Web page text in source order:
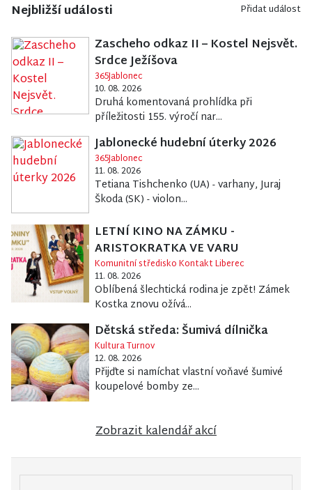
Nejbližší události Přidat událost
Zascheho odkaz II – Kostel Nejsvět.
Srdce Ježíšova
365Jablonec
10. 08. 2026
Druhá komentovaná prohlídka při
příležitosti 155. výročí nar...
Jablonecké hudební úterky 2026
365Jablonec
11. 08. 2026
Tetiana Tishchenko (UA) - varhany, Juraj
Škoda (SK) - violon...
LETNÍ KINO NA ZÁMKU -
ARISTOKRATKA VE VARU
Komunitní středisko Kontakt Liberec
11. 08. 2026
Oblíbená šlechtická rodina je zpět! Zámek
Kostka znovu ožívá...
Dětská středa: Šumivá dílnička
Kultura Turnov
12. 08. 2026
Přijďte si namíchat vlastní voňavé šumivé
koupelové bomby ze...
Zobrazit kalendář akcí